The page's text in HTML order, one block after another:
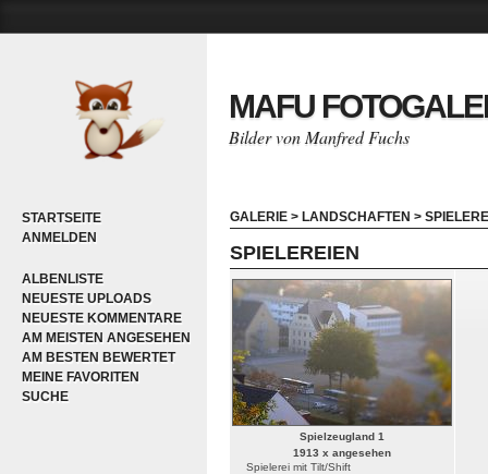
STARTSEITE
ANMELDEN
ALBENLISTE
NEUESTE UPLOADS
NEUESTE KOMMENTARE
AM MEISTEN ANGESEHEN
AM BESTEN BEWERTET
MEINE FAVORITEN
SUCHE
MAFU
Bilder von Manfred Fuchs
GALERIE > LANDSCHAFTEN >
SPIELEREIEN
Spielzeugland 1
1913 x angesehen
Spielerei mit Tilt/Shift